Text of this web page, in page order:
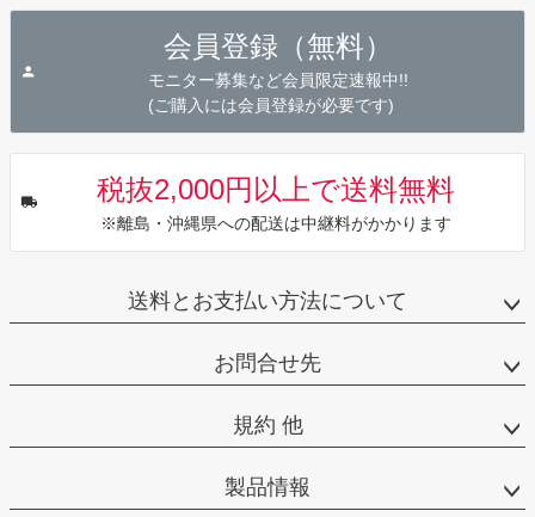
会員登録（無料）
モニター募集など会員限定速報中!!
(ご購入には会員登録が必要です)
税抜2,000円以上で送料無料
※離島・沖縄県への配送は中継料がかかります
送料とお支払い方法について
お問合せ先
規約 他
製品情報